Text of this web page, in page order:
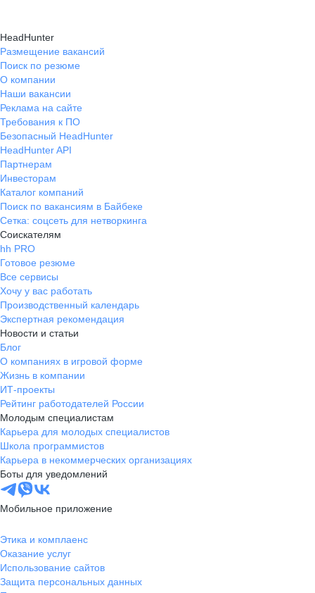
HeadHunter
Размещение вакансий
Поиск по резюме
О компании
Наши вакансии
Реклама на сайте
Требования к ПО
Безопасный HeadHunter
HeadHunter API
Партнерам
Инвесторам
Каталог компаний
Поиск по вакансиям в Байбеке
Сетка: соцсеть для нетворкинга
Соискателям
hh PRO
Готовое резюме
Все сервисы
Хочу у вас работать
Производственный календарь
Экспертная рекомендация
Новости и статьи
Блог
О компаниях в игровой форме
Жизнь в компании
ИТ-проекты
Рейтинг работодателей России
Молодым специалистам
Карьера для молодых специалистов
Школа программистов
Карьера в некоммерческих организациях
Боты для уведомлений
Мобильное приложение
Этика и комплаенс
Оказание услуг
Использование сайтов
Защита персональных данных